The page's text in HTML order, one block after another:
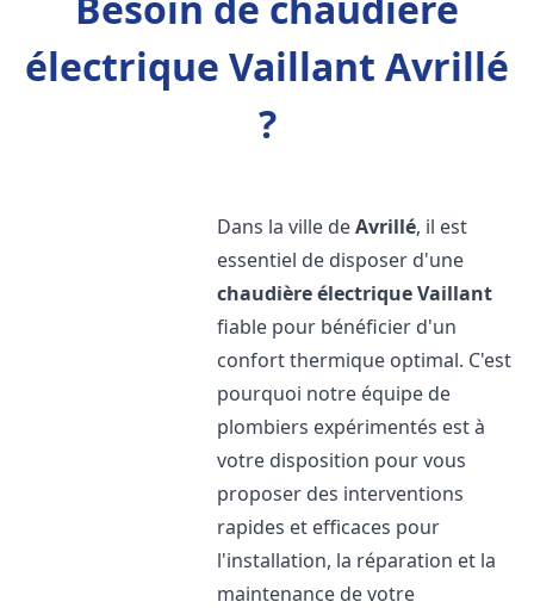
électrique Vaillant Avrillé
?
Dans la ville deAvrillé, il est
essentiel de disposer d'une
chaudière électrique Vaillant
fiable pour bénéficier d'un
confort thermique optimal. C'est
pourquoi notre équipe de
plombiers expérimentés est à
votre disposition pour vous
proposer des interventions
rapides et efficaces pour
l'installation, la réparation et la
maintenance de votre